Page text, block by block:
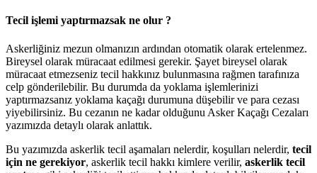
Tecil işlemi yaptırmazsak ne olur ?
Askerliğiniz mezun olmanızın ardından otomatik olarak ertelenmez.
Bireysel olarak müracaat edilmesi gerekir. Şayet bireysel olarak
müracaat etmezseniz tecil hakkınız bulunmasına rağmen tarafınıza
celp gönderilebilir. Bu durumda da yoklama işlemlerinizi
yaptırmazsanız yoklama kaçağı durumuna düşebilir ve para cezası
yiyebilirsiniz. Bu cezanın ne kadar olduğunu Asker Kaçağı Cezaları
yazımızda detaylı olarak anlattık.
Bu yazımızda askerlik tecil aşamaları nelerdir, koşulları nelerdir, tecil
için ne gerekiyor, askerlik tecil hakkı kimlere verilir, askerlik tecil